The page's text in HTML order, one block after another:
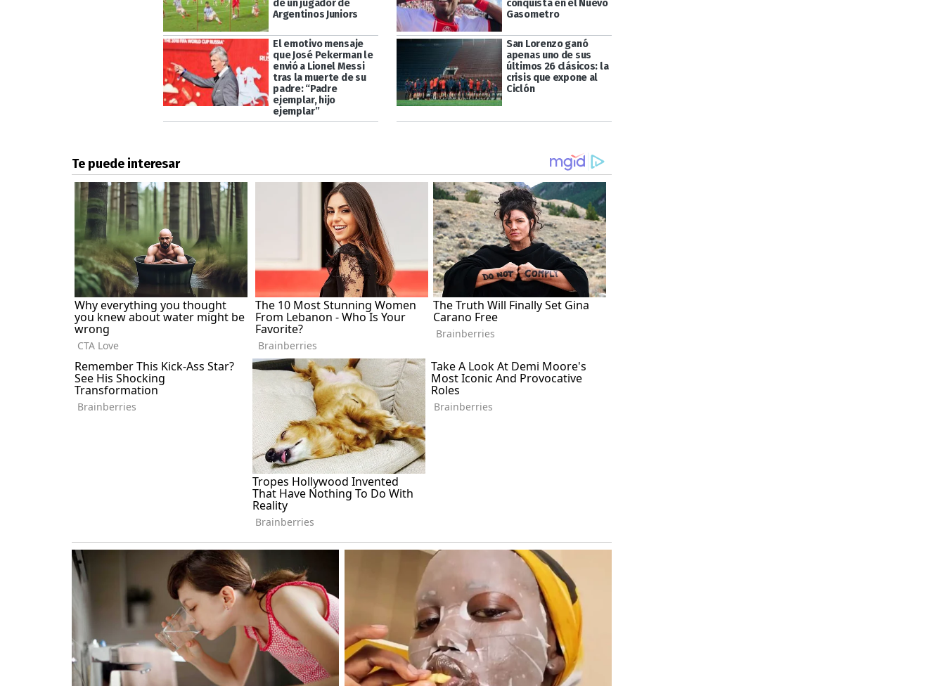
de un jugador de
Argentinos Juniors
conquista en el Nuevo
Gasometro
El emotivo mensaje
que José Pekerman le
envió a Lionel Messi
tras la muerte de su
padre: “Padre
ejemplar, hijo
ejemplar”
San Lorenzo ganó
apenas uno de sus
últimos 26 clásicos: la
crisis que expone al
Ciclón